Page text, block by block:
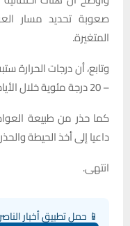
صعوبة تحديد مسار
المتغيرة.
– 20 درجة مئوية خلال الأيام القادمة.
كما حذر من طبيعة
داعيا إلى أخذ الحيطة
انتهى.
📱 حمل تطبيق أخبار